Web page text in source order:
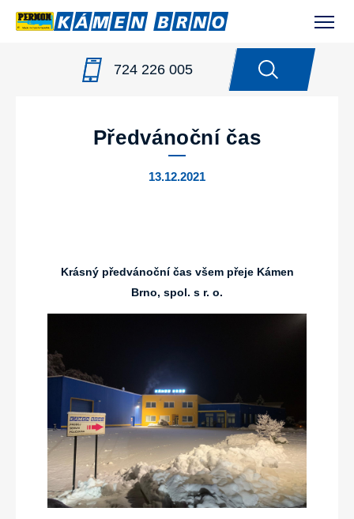
724 226 005
PŘEDVÁNOČNÍ ČAS
Předvánoční čas
13.12.2021
Krásný předvánoční čas všem přeje Kámen
Brno, spol. s r. o.